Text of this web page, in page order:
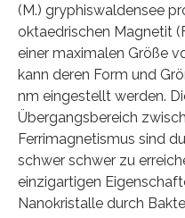
(M.) gryphiswaldensee
oktaedrischen Magnetit
einer maximalen Größe
kann deren Form und
nm eingestellt werden.
Übergangsbereich
Ferrimagnetismus sind
schwer schwer zu
einzigartigen
Nanokristalle durch